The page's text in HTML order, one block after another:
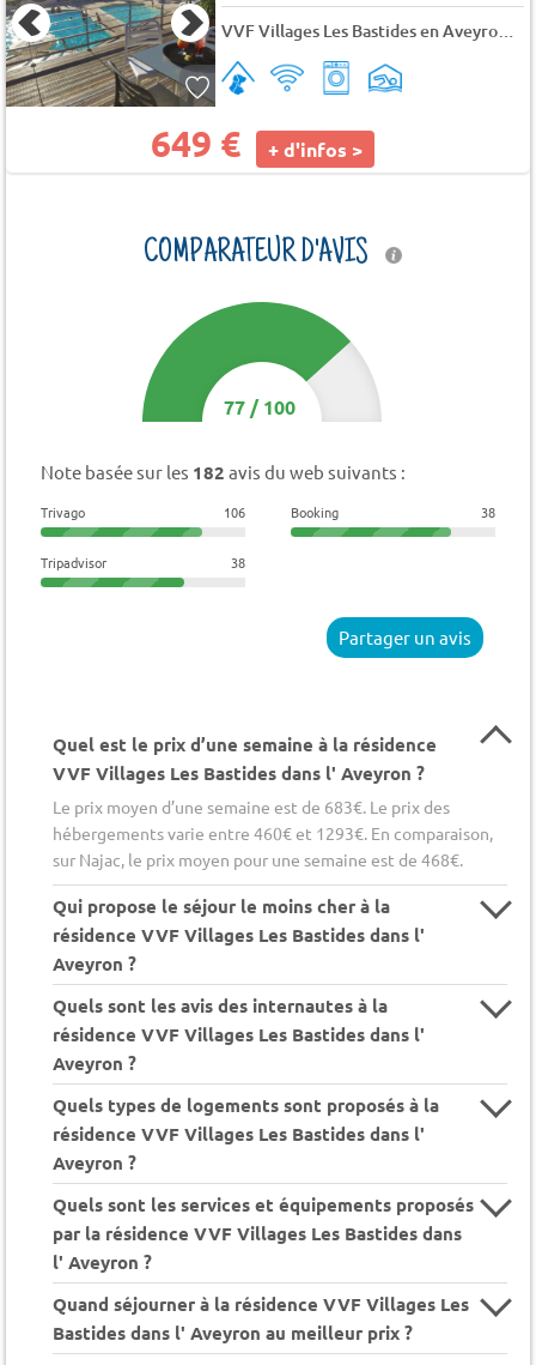
VVF Villages Les Bastides en Aveyron
649 € + d'infos >
COMPARATEUR D'AVIS
77/100
Note basée sur les 182 avis du web suivants :
Trivago 106 Booking 38
Tripadvisor 38
Partager un avis
Quel est le prix d’une semaine à la résidence
VVF Villages Les Bastides dans l' Aveyron ?
Le prix moyen d’une semaine est de 683€. Le prix des
hébergements varie entre 460€ et 1293€. En comparaison,
sur Najac, le prix moyen pour une semaine est de 468€.
Qui propose le séjour le moins cher à la
résidence VVF Villages Les Bastides dans l'
Aveyron ?
Quels sont les avis des internautes à la
résidence VVF Villages Les Bastides dans l'
Aveyron ?
Quels types de logements sont proposés à la
résidence VVF Villages Les Bastides dans l'
Aveyron ?
Quels sont les services et équipements proposés
par la résidence VVF Villages Les Bastides dans
l' Aveyron ?
Quand séjourner à la résidence VVF Villages Les
Bastides dans l' Aveyron au meilleur prix ?